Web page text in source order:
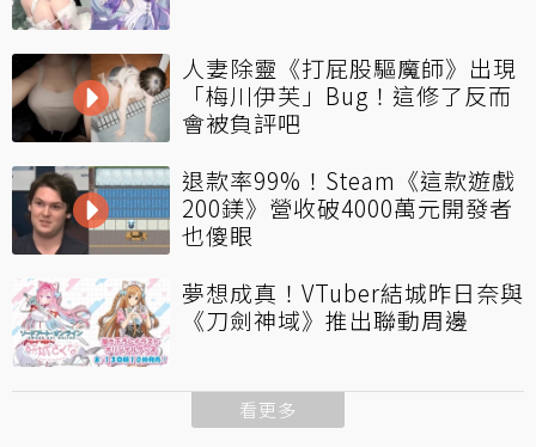
人妻除靈《打屁股驅魔師》出現
「梅川伊芙」Bug！這修了反而
會被負評吧
退款率99%！Steam《這款遊戲
200鎂》營收破4000萬元開發者
也傻眼
夢想成真！VTuber結城昨日奈與
《刀劍神域》推出聯動周邊
看更多